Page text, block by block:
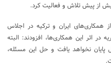
از پیش تلاش و فعالیت کرد.
همکاری‌های ایران و ترکیه در اجلاس
در اثر این همکاری‌ها، افزودند: البته
نخواهد یافت و حل این مسئله،